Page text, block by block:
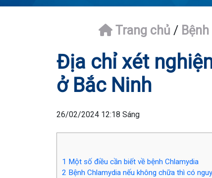
Trang chủ /
Địa chỉ xét
ở Bắc Ninh
26/02/2024 12:18 Sáng
1 Một số điều cần biết về bệnh Chlamydia
2 Bệnh Chlamydia nếu không chữa thì có